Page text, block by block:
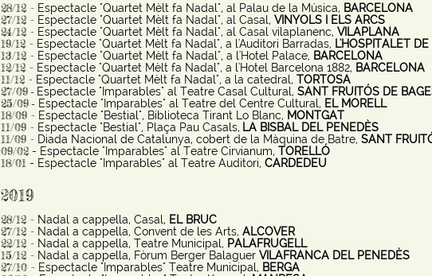
28/12 - Espectacle "Quartet Mèlt fa Nadal", al Palau de la Música, BARCELONA
27/12 - Espectacle "Quartet Mèlt fa Nadal", al Casal, VINYOLS I ELS ARCS
24/12 - Espectacle "Quartet Mèlt fa Nadal", al Casal vilaplanenc, VILAPLANA
19/12 - Espectacle "Quartet Mèlt fa Nadal", a l'Auditori Barradas, L'HOSPITALET
13/12 - Espectacle "Quartet Mèlt fa Nadal", a l'Hotel Palace, BARCELONA
12/12 - Espectacle "Quartet Mèlt fa Nadal", a l'Hotel Barcelona 1882, BARCELONA
11/12 - Espectacle "Quartet Mèlt fa Nadal", a la catedral, TORTOSA
27/09- Espectacle "Imparables" al Teatre Casal Cultural, SANT FRUITÓS DE
25/09-Espectacle "Imparables" al Teatre del Centre Cultural, EL MORELL
18/09 - Espectacle "Bestial", Biblioteca Tirant Lo Blanc, MONTGAT
11/09 - Espectacle "Bestial", Plaça Pau Casals, LA BISBAL DEL PENEDÈS
11/09 - Diada Nacional de Catalunya, cobert de la Màquina de Batre, SANT
09/02- Espectacle "Imparables" al Teatre Cirvianum, TORELLÓ
18/01 - Espectacle "Imparables" al Teatre Auditori, CARDEDEU
2019
28/12 - Nadal a cappella, Casal, EL BRUC
27/12 - Nadal a cappella, Convent de les Arts, ALCOVER
22/12 - Nadal a cappella, Teatre Municipal, PALAFRUGELL
15/12 - Nadal a cappella, Fòrum Berger Balaguer VILAFRANCA DEL PENEDÈS
27/10 - Espectacle "Imparables" Teatre Municipal, BERGA